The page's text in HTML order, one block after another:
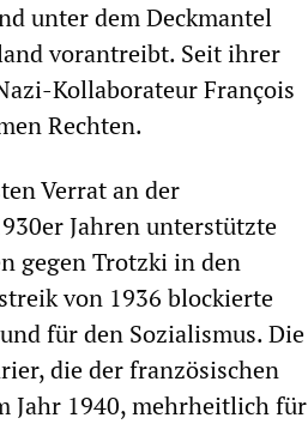
unter dem Deckmantel
vorantreibt. Seit ihrer
Kollaborateur François
Rechten.
Verrat an der
Jahren unterstützte
gegen Trotzki in den
von 1936 blockierte
für den Sozialismus. Die
die der französischen
Jahr 1940, mehrheitlich für